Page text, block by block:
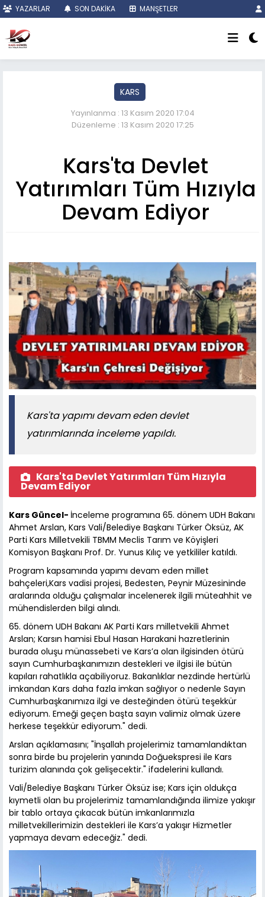
YAZARLAR SON DAKİKA MANŞETLER
KARS
Yayınlanma : 13 Kasım 2020 17:04
Düzenleme : 13 Kasım 2020 17:25
Kars'ta Devlet
Yatırımları Tüm Hızıyla
Devam Ediyor
Kars'ta yapımı devam eden devlet
yatırımlarında inceleme yapıldı.
Kars'ta Devlet Yatırımları Tüm Hızıyla
Devam Ediyor
Kars Güncel- İnceleme programına 65. dönem UDH Bakanı
Ahmet Arslan, Kars Vali/Belediye Başkanı Türker Öksüz, AK
Parti Kars Milletvekili TBMM Meclis Tarım ve Köyişleri
Komisyon Başkanı Prof. Dr. Yunus Kılıç ve yetkililer katıldı.
Program kapsamında yapımı devam eden millet
bahçeleri,Kars vadisi projesi, Bedesten, Peynir Müzesininde
aralarında olduğu çalışmalar incelenerek ilgili müteahhit ve
mühendislerden bilgi alındı.
65. dönem UDH Bakanı AK Parti Kars milletvekili Ahmet
Arslan; Karsın hamisi Ebul Hasan Harakani hazretlerinin
burada oluşu münassebeti ve Kars’a olan ilgisinden ötürü
sayın Cumhurbaşkanımızın destekleri ve ilgisi ile bütün
kapıları rahatlıkla açabiliyoruz. Bakanlıklar nezdinde hertürlü
imkandan Kars daha fazla imkan sağlıyor o nedenle Sayın
Cumhurbaşkanımıza ilgi ve desteğinden ötürü teşekkür
ediyorum. Emeği geçen başta sayın valimiz olmak üzere
herkese teşekkür ediyorum." dedi.
Arslan açıklamasını; "İnşallah projelerimiz tamamlandıktan
sonra birde bu projelerin yanında Doğuekspresi ile Kars
turizim alanında çok gelişecektir." ifadelerini kullandı.
Vali/Belediye Başkanı Türker Öksüz ise; Kars için oldukça
kıymetli olan bu projelerimiz tamamlandığında ilimize yakışır
bir tablo ortaya çıkacak bütün imkanlarımızla
milletvekillerimizin destekleri ile Kars’a yakışır Hizmetler
yapmaya devam edeceğiz." dedi.